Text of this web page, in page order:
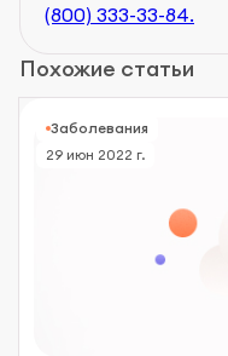
(800) 333-33-84.
Похожие статьи
Заболевания
29 июн 2022 г.